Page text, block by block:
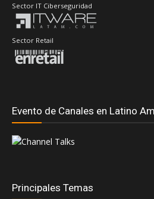
Sector IT Ciberseguridad
Sector Retail
Evento de Canales en Latino
Principales Temas